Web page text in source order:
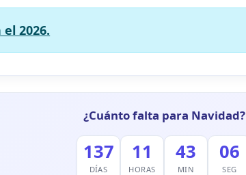
2026.
¿Cuánto falta para Navidad?
137
DÍAS
11
HORAS
43
MIN
05
SEG